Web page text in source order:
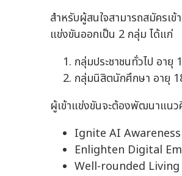
สำหรับผู้สนใจสามารถสมัครเ
แข่งขันออกเป็น 2 กลุ่ม ได้แก่
กลุ่มประชาชนทั่วไป อา
กลุ่มนิสิตนักศึกษา อายุ
ผู้เข้าแข่งขันจะต้องพัฒนาแน
Ignite AI Awareness
Enlighten Digital
Well-rounded Living